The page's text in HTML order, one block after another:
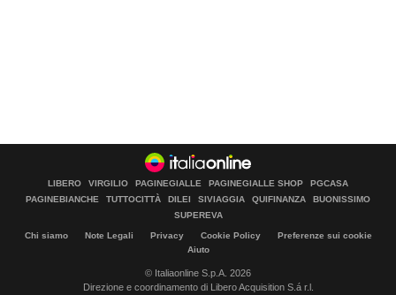
LIBERO VIRGILIO PAGINEGIALLE PAGINEGIALLE SHOP
PGCASA
PAGINEBIANCHE
TUTTOCITTÀ DILEI SIVIAGGIA QUIFINANZA
BUONISSIMO
SUPEREVA
Chi siamo Note Legali Privacy Cookie Policy
Preferenze sui cookie
Aiuto
© Italiaonline S.p.A. 2026
Direzione e coordinamento di Libero Acquisition S.á r.l.